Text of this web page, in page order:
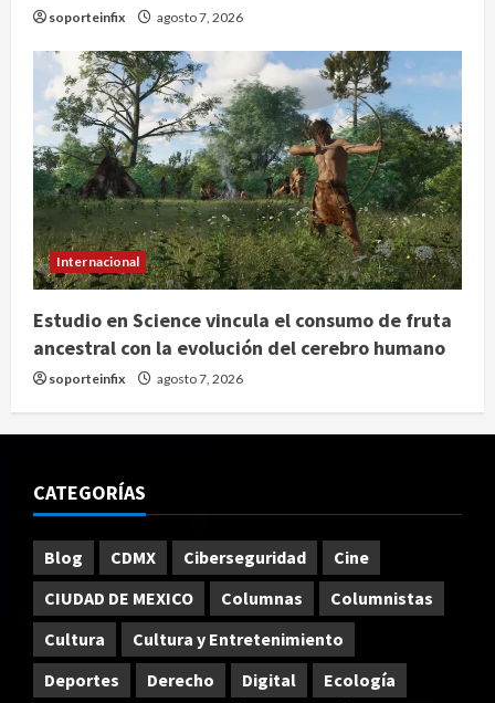
soporteinfix agosto 7, 2026
Internacional
Estudio en Science vincula el consumo de fruta
ancestral con la evolución del cerebro humano
soporteinfix agosto 7, 2026
CATEGORÍAS
Blog CDMX Ciberseguridad
Cine
CIUDAD DE MEXICO
Columnas
Columnistas
Cultura
Cultura y Entretenimiento
Deportes
Derecho Digital
Ecología